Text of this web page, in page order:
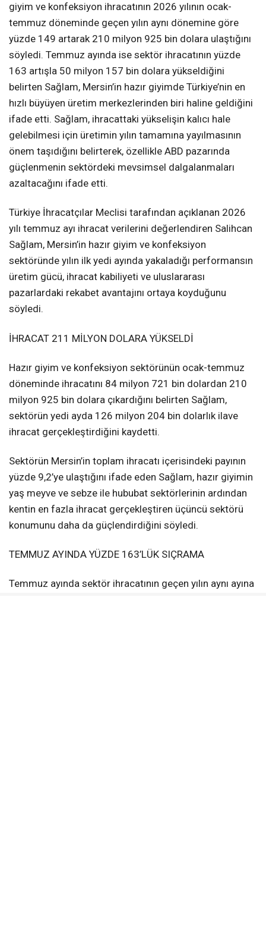
giyim ve konfeksiyon ihracatının 2026 yılının ocak-
temmuz döneminde geçen yılın aynı dönemine göre
yüzde 149 artarak 210 milyon 925 bin dolara ulaştığını
söyledi. Temmuz ayında ise sektör ihracatının yüzde
163 artışla 50 milyon 157 bin dolara yükseldiğini
belirten Sağlam, Mersin’in hazır giyimde Türkiye’nin en
hızlı büyüyen üretim merkezlerinden biri haline geldiğini
ifade etti. Sağlam, ihracattaki yükselişin kalıcı hale
gelebilmesi için üretimin yılın tamamına yayılmasının
önem taşıdığını belirterek, özellikle ABD pazarında
güçlenmenin sektördeki mevsimsel dalgalanmaları
azaltacağını ifade etti.
Türkiye İhracatçılar Meclisi tarafından açıklanan 2026
yılı temmuz ayı ihracat verilerini değerlendiren Salihcan
Sağlam, Mersin’in hazır giyim ve konfeksiyon
sektöründe yılın ilk yedi ayında yakaladığı performansın
üretim gücü, ihracat kabiliyeti ve uluslararası
pazarlardaki rekabet avantajını ortaya koyduğunu
söyledi.
İHRACAT 211 MİLYON DOLARA YÜKSELDİ
Hazır giyim ve konfeksiyon sektörünün ocak-temmuz
döneminde ihracatını 84 milyon 721 bin dolardan 210
milyon 925 bin dolara çıkardığını belirten Sağlam,
sektörün yedi ayda 126 milyon 204 bin dolarlık ilave
ihracat gerçekleştirdiğini kaydetti.
Sektörün Mersin’in toplam ihracatı içerisindeki payının
yüzde 9,2’ye ulaştığını ifade eden Sağlam, hazır giyimin
yaş meyve ve sebze ile hububat sektörlerinin ardından
kentin en fazla ihracat gerçekleştiren üçüncü sektörü
konumunu daha da güçlendirdiğini söyledi.
TEMMUZ AYINDA YÜZDE 163’LÜK SIÇRAMA
Temmuz ayında sektör ihracatının geçen yılın aynı ayına